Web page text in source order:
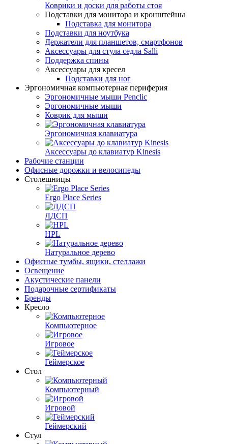
Коврики и доски для работы стоя
Подставки для монитора и кронштейны
Подставка для монитора
Подставки для ноутбука
Держатели для планшетов, смартфонов
Аксессуары для стула седла Salli
Поддержка спины
Аксессуары для кресел
Подставки для ног
Эргономичная компьютерная периферия
Эргономичные мыши Penclic
Эргономичные мыши
Коврик для мыши
Эргономичная клавиатура
Аксессуары до клавиатур Kinesis
Рабочие станции
Офисные дорожки и велосипеды
Столешницы
Ergo Place Series
ЛДСП
HPL
Натуральное дерево
Офисные тумбы, ящики, стеллажи
Освещение
Акустические панели
Подарочные сертификаты
Бренды
Кресло
Компьютерное
Игровое
Геймерское
Стол
Компьютерный
Игровой
Геймерский
Стул